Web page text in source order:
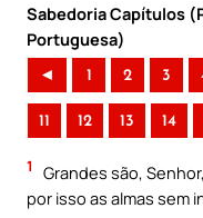
Sabedoria Capítulos
Portuguesa)
◄ 1 2 3
11 12 13 14
1
Grandes são,
por isso as almas sem